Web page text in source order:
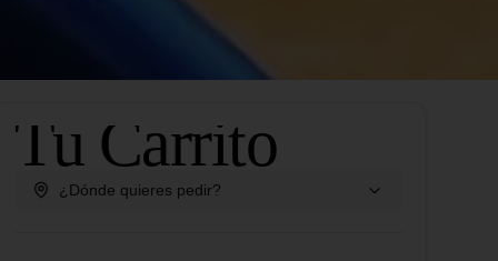
Tu Carrito
¿Dónde quieres pedir?